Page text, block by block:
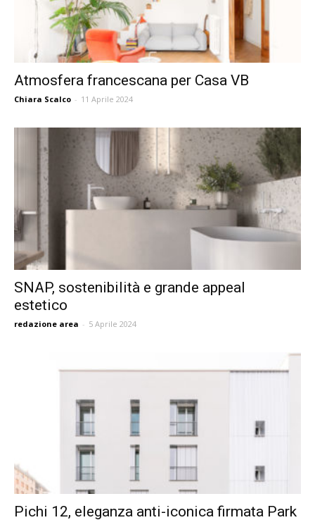
Atmosfera francescana per Casa VB
Chiara Scalco - 11 Aprile 2024
SNAP, sostenibilità e grande appeal
estetico
redazione area - 5 Aprile 2024
Pichi 12, eleganza anti-iconica firmata Park